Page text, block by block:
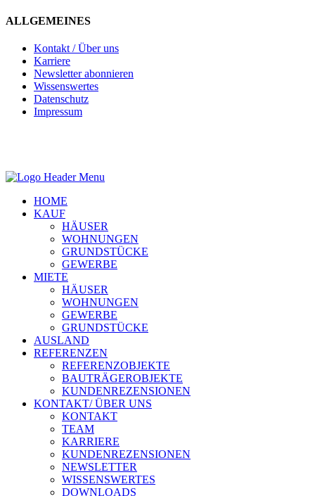
ALLGEMEINES
Kontakt / Über uns
Karriere
Newsletter abonnieren
Wissenswertes
Datenschutz
Impressum
HOME
KAUF
HÄUSER
WOHNUNGEN
GRUNDSTÜCKE
GEWERBE
MIETE
HÄUSER
WOHNUNGEN
GEWERBE
GRUNDSTÜCKE
AUSLAND
REFERENZEN
REFERENZOBJEKTE
BAUTRÄGEROBJEKTE
KUNDENREZENSIONEN
KONTAKT/ ÜBER UNS
KONTAKT
TEAM
KARRIERE
KUNDENREZENSIONEN
NEWSLETTER
WISSENSWERTES
DOWNLOADS